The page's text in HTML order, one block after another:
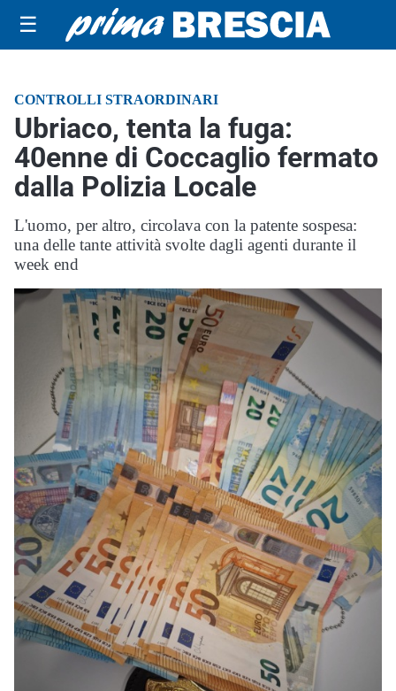
☰
CONTROLLI STRAORDINARI
Ubriaco, tenta la fuga:
40enne di Coccaglio fermato
dalla Polizia Locale
L'uomo, per altro, circolava con la patente sospesa:
una delle tante attività svolte dagli agenti durante il
week end